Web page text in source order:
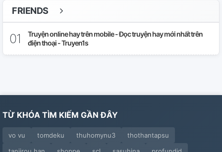
FRIENDS
Truyện online hay trên mobile - Đọc truyện hay mới nhất trên
điện thoại - Truyen1s
TỪ KHÓA TÌM KIẾM GẦN ĐÂY
vo vu tomdeku thuhomynu3
thothantapsu